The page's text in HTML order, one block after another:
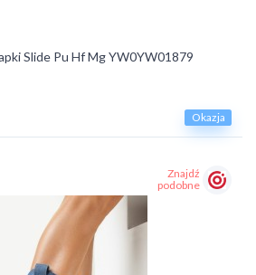
Okazja
Slide Pu Hf Mg YW0YW01879
Znajdź
podobne